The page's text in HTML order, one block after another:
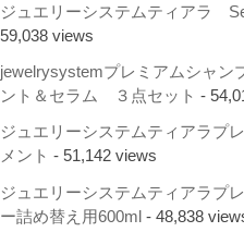
ジュエリーシステムティアラ
59,038 views
jewelrysystemプレミアムシャン
ント＆セラム ３点セット -
ジュエリーシステムティアラプ
メント - 51,142 views
ジュエリーシステムティアラプ
ー詰め替え用600ml - 48,838